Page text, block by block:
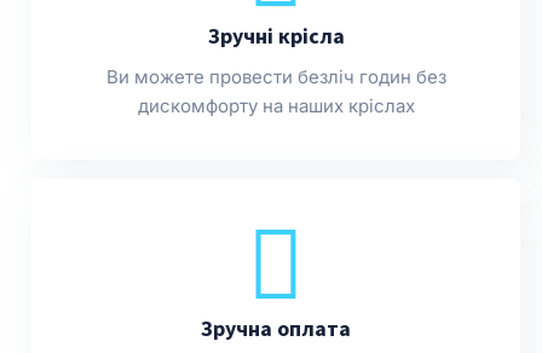
Зручні крісла
Ви можете провести безліч годин без
дискомфорту на наших кріслах
Зручна оплата